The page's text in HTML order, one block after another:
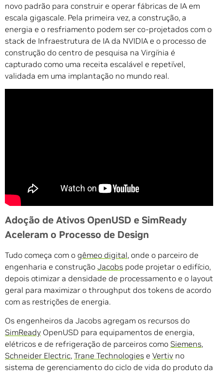
novo padrão para construir e operar fábricas de IA em
escala gigascale. Pela primeira vez, a construção, a
energia e o resfriamento podem ser co-projetados com o
stack de Infraestrutura de IA da NVIDIA e o processo de
construção do centro de pesquisa na Virgínia é
capturado como uma receita escalável e repetível,
validada em uma implantação no mundo real.
Adoção de Ativos OpenUSD e SimReady
Aceleram o Processo de Design
Tudo começa com o gêmeo digital, onde o parceiro de
engenharia e construção Jacobs pode projetar o edifício,
depois otimizar a densidade de processamento e o layout
geral para maximizar o throughput dos tokens de acordo
com as restrições de energia.
Os engenheiros da Jacobs agregam os recursos do
SimReady OpenUSD para equipamentos de energia,
elétricos e de refrigeração de parceiros como Siemens,
Schneider Electric, Trane Technologies e Vertiv no
sistema de gerenciamento do ciclo de vida do produto da